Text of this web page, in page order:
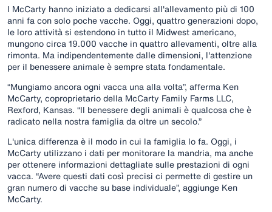
I McCarty hanno iniziato a dedicarsi all'allevamento più di 100
anni fa con solo poche vacche. Oggi, quattro generazioni dopo,
le loro attività si estendono in tutto il Midwest americano,
mungono circa 19.000 vacche in quattro allevamenti, oltre alla
rimonta. Ma indipendentemente dalle dimensioni, l'attenzione
per il benessere animale è sempre stata fondamentale.
“Mungiamo ancora ogni vacca una alla volta”, afferma Ken
McCarty, coproprietario della McCarty Family Farms LLC,
Rexford, Kansas. “Il benessere degli animali è qualcosa che è
radicato nella nostra famiglia da oltre un secolo.”
L'unica differenza è il modo in cui la famiglia lo fa. Oggi, i
McCarty utilizzano i dati per monitorare la mandria, ma anche
per ottenere informazioni dettagliate sulle prestazioni di ogni
vacca. “Avere questi dati così precisi ci permette di gestire un
gran numero di vacche su base individuale”, aggiunge Ken
McCarty.